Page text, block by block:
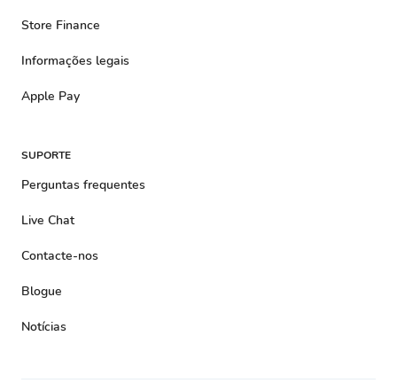
Store Finance
Informações legais
Apple Pay
SUPORTE
Perguntas frequentes
Live Chat
Contacte-nos
Blogue
Notícias